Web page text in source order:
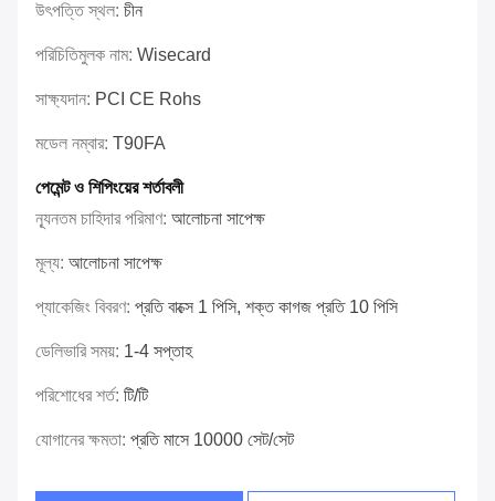
উৎপত্তি স্থল: চীন
পরিচিতিমুলক নাম: Wisecard
সাক্ষ্যদান: PCI CE Rohs
মডেল নম্বার: T90FA
পেমেন্ট ও শিপিংয়ের শর্তাবলী
ন্যূনতম চাহিদার পরিমাণ: আলোচনা সাপেক্ষ
মূল্য: আলোচনা সাপেক্ষ
প্যাকেজিং বিবরণ: প্রতি বাক্সে 1 পিসি, শক্ত কাগজ প্রতি 10 পিসি
ডেলিভারি সময়: 1-4 সপ্তাহ
পরিশোধের শর্ত: টি/টি
যোগানের ক্ষমতা: প্রতি মাসে 10000 সেট/সেট